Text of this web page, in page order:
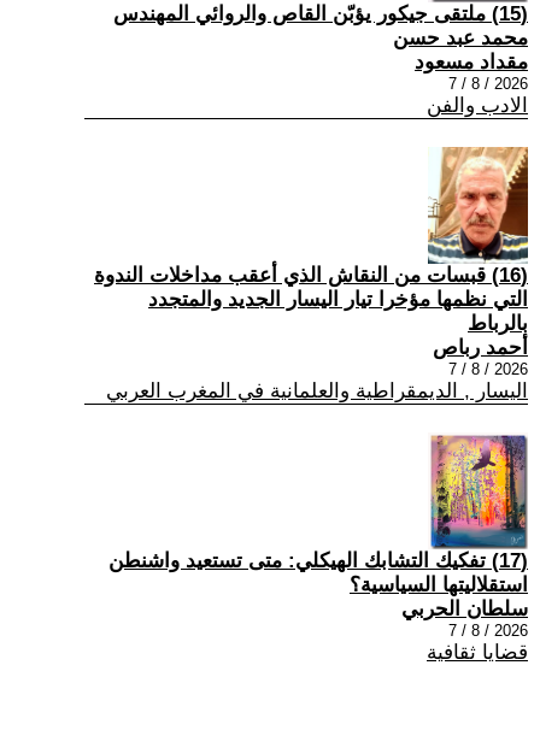
(15) ملتقى جيكور يؤبّن القاص والروائي المهندس
محمد عبد حسن
مقداد مسعود
2026 / 8 / 7
الادب والفن
(16) قبسات من النقاش الذي أعقب مداخلات الندوة
التي نظمها مؤخرا تيار اليسار الجديد والمتجدد
بالرباط
أحمد رباص
2026 / 8 / 7
اليسار , الديمقراطية والعلمانية في المغرب العربي
(17) تفكيك التشابك الهيكلي: متى تستعيد واشنطن
استقلاليتها السياسية؟
سلطان الحربي
2026 / 8 / 7
قضايا ثقافية